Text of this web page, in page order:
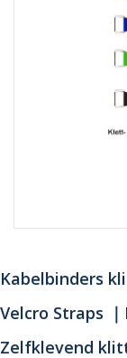
Kabelbinders
Velcro Straps
Zelfklevend